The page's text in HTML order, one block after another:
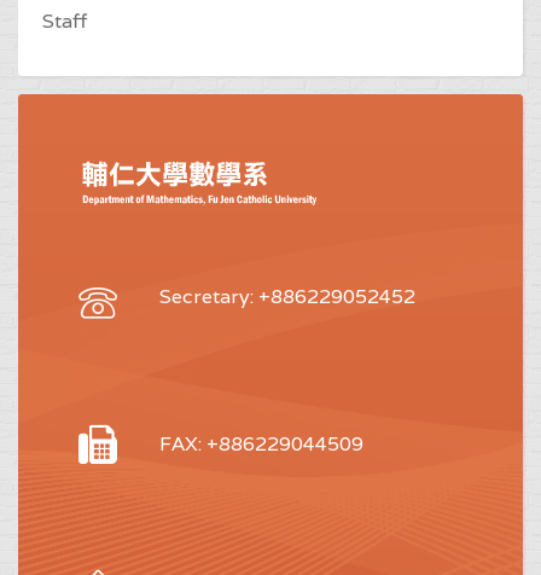
Staff
Secretary: +886229052452
FAX: +886229044509